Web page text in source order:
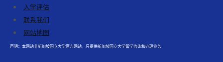
入学评估
联系我们
网站地图
声明：本网站非新加坡国立大学官方网站，只提供新加坡国立大学留学咨询和办理业务